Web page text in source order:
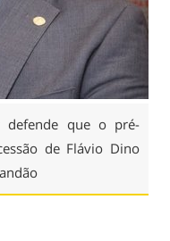
defende que o pré-
de Flávio Dino